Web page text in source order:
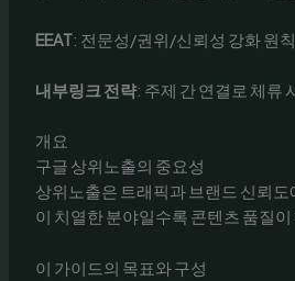
EEAT: 전문성/권위/신뢰성 강화 원칙
내부링크 전략: 주제 간 연결로 체류
개요
구글 상위노출의 중요성
상위노출은 트래픽과 브랜드 신뢰도
이 치열한 분야일수록 콘텐츠 품질이
이 가이드의 목표와 구성